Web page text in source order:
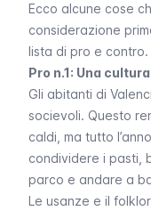
Ecco alcune cose
considerazione
lista di pro e contro.
Pro n.1: Una
Gli abitanti di
socievoli. Questo
caldi, ma tutto
condividere i pasti,
parco e andare a
Le usanze e il